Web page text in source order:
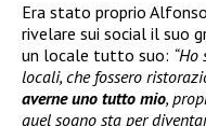
Era stato proprio
rivelare sui social il suo
un locale tutto suo: “Ho
locali, che fossero
averne uno tutto mio,
quel sogno sta per